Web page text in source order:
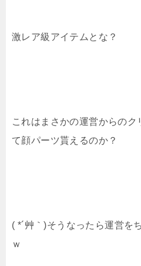
激レア級アイテムとな？
これはまさかの運営からのク
て顔パーツ貰えるのか？
( *´艸｀)そうなったら運営を
ｗ